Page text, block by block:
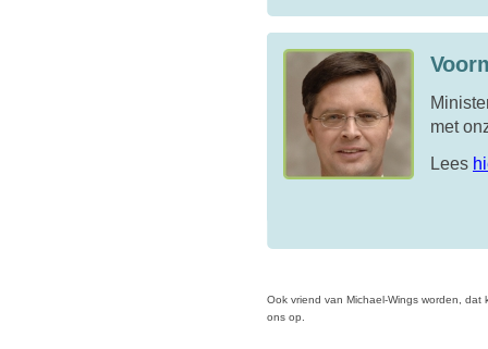
met
Lees
Ook vriend van Michael-Wings worden,
ons op.